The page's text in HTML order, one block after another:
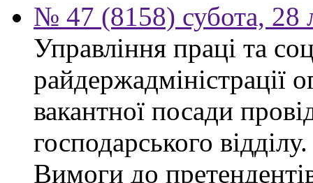
№ 47 (8158) субота, 28
Управління праці та
райдержадміністрації
вакантної посади
господарського відділу.
Вимоги до